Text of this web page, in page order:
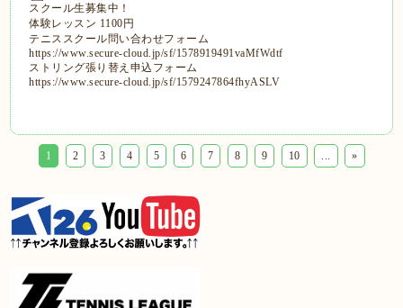
スクール生募集中！
体験レッスン 1100円
テニススクール問い合わせフォーム
https://www.secure-cloud.jp/sf/1578919491vaMfWdtf
ストリング張り替え申込フォーム
https://www.secure-cloud.jp/sf/1579247864fhyASLV
1 2 3 4 5 6 7 8 9 10 »